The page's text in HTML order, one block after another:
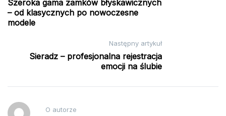
wpisu
Szeroka gama zamków błyskawicznych
– od klasycznych po nowoczesne
modele
Następny artykuł
Sieradz – profesjonalna rejestracja
emocji na ślubie
O autorze